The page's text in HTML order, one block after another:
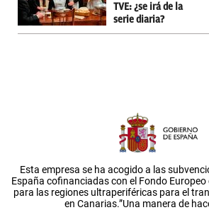
TVE: ¿se irá de la
serie diaria?
Esta empresa se ha acogido a las
España cofinanciadas con el Fondo Europeo
para las regiones ultraperiféricas para el
en Canarias.”Una manera de